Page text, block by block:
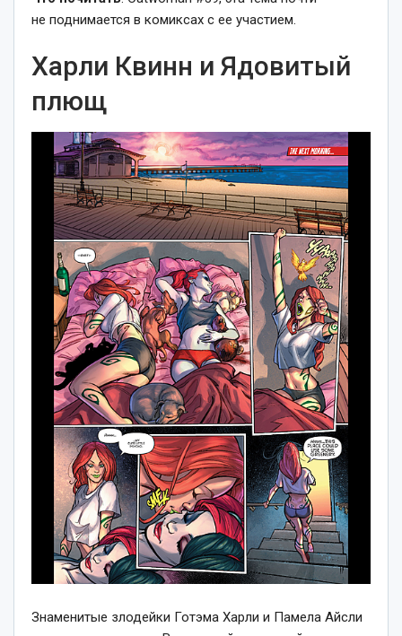
не поднимается в комиксах с ее участием.
Харли Квинн и Ядовитый
плющ
Знаменитые злодейки Готэма Харли и Памела Айсли